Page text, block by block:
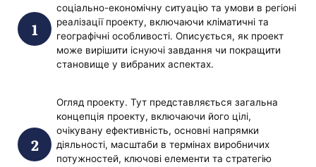
соціально-економічну ситуацію та умови в регіоні
реалізації проекту, включаючи кліматичні та
географічні особливості. Описується, як проект
може вирішити існуючі завдання чи покращити
становище у вибраних аспектах.
Огляд проекту. Тут представляється загальна
концепція проекту, включаючи його цілі,
очікувану ефективність, основні напрямки
діяльності, масштаби в термінах виробничих
потужностей, ключові елементи та стратегію